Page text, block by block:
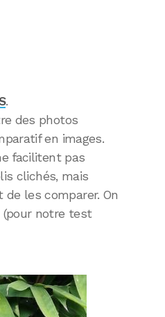
.
des photos
en images.
facilitent pas
clichés, mais
les comparer. On
(pour notre test